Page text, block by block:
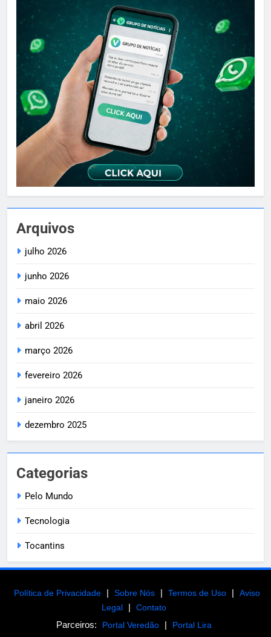
Arquivos
julho 2026
junho 2026
maio 2026
abril 2026
março 2026
fevereiro 2026
janeiro 2026
dezembro 2025
Categorias
Pelo Mundo
Tecnologia
Tocantins
Política de Privacidade | Sobre Nós | Termos de Uso |
Aviso
Legal
| Contato
Parceiros: Portal Veredão | Portal Lira